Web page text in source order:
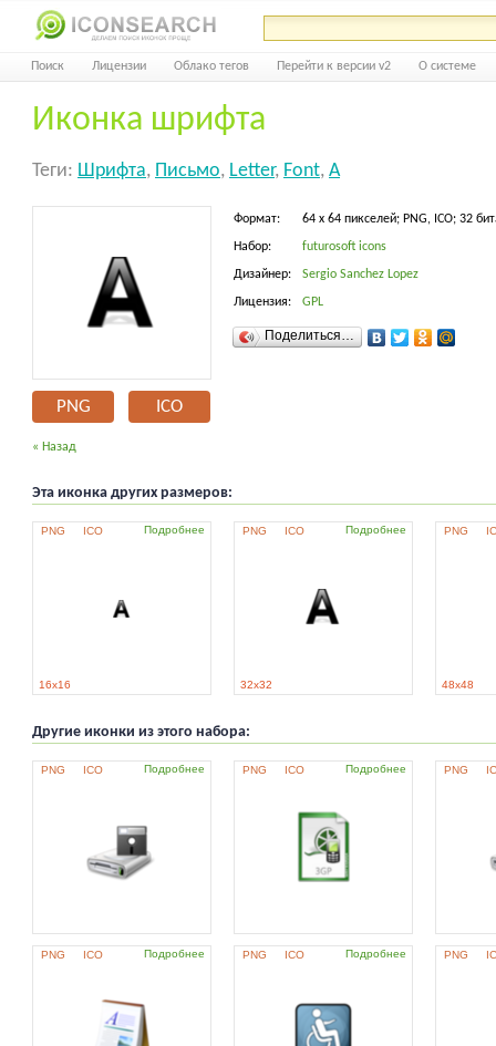
Поиск Лицензии Облако тегов Перейти к версии v2 О системе
Иконка шрифта
Теги: Шрифта, Письмо, Letter, Font, A
PNG ICO
Формат: 64 x 64 пикселей; PNG, ICO; 32
Набор: futurosoft icons
Дизайнер: Sergio Sanchez Lopez
Лицензия: GPL
Поделиться…
« Назад
Эта иконка других размеров:
PNG ICO Подробнее
16x16
PNG ICO Подробнее
32x32
PNG
48x48
Другие иконки из этого набора:
PNG ICO Подробнее PNG ICO Подробнее PNG
PNG ICO Подробнее PNG ICO Подробнее PNG